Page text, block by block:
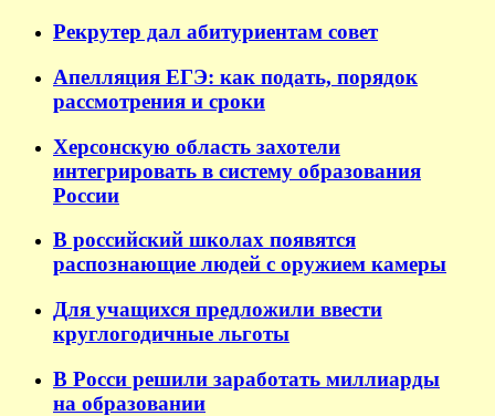
Рекрутер дал абитуриентам совет
Апелляция ЕГЭ: как подать, порядок
рассмотрения и сроки
Херсонскую область захотели
интегрировать в систему образования
России
В российский школах появятся
распознающие людей с оружием камеры
Для учащихся предложили ввести
круглогодичные льготы
В Росси решили заработать миллиарды
на образовании